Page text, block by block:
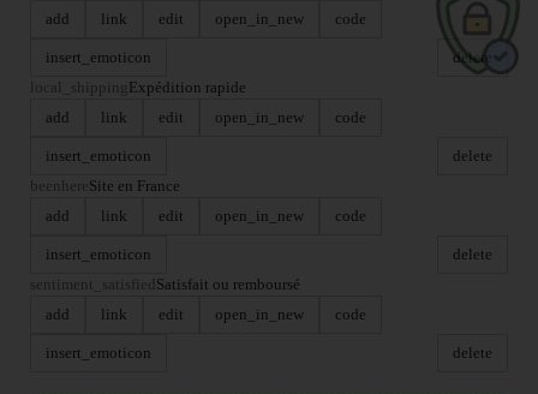
add
link edit open_in_new code
insert_emoticon
delete
local_shipping Expédition rapide
add
link edit open_in_new code
insert_emoticon
delete
beenhereSite en France
add
link edit open_in_new code
insert_emoticon
delete
sentiment_satisfied Satisfait ou remboursé
add
link edit open_in_new code
insert_emoticon delete